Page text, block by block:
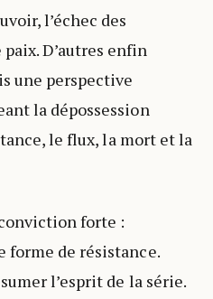
l’échec des
D’autres enfin
une perspective
la dépossession
le flux, la mort et la
forte :
forme de résistance.
l’esprit de la série.